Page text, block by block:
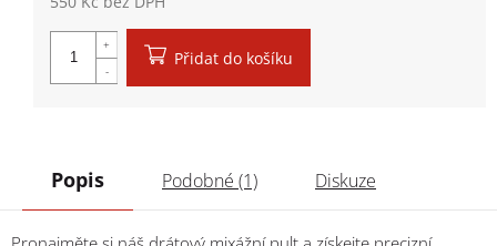
Přidat do košíku
Popis Podobné (1) Diskuze